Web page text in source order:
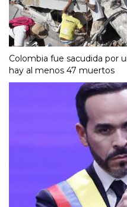
Colombia fue sacudida por
hay al menos 47 muertos